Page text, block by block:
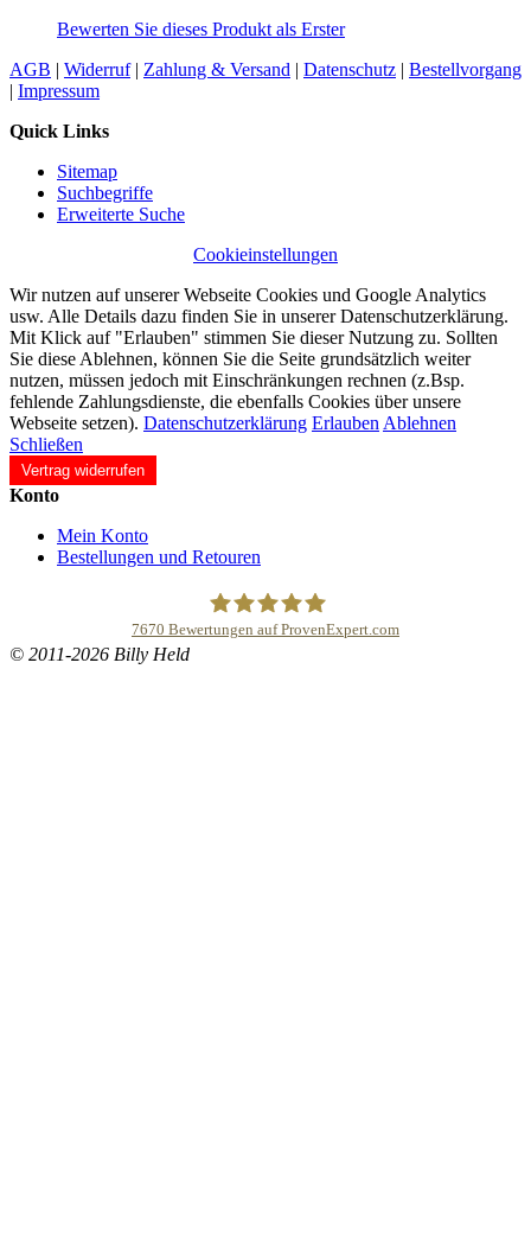
Bewerten Sie dieses Produkt als Erster
AGB | Widerruf| Zahlung & Versand | Datenschutz | Bestellvorgang
| Impressum
Quick Links
Sitemap
Suchbegriffe
Erweiterte Suche
Cookieinstellungen
Wir nutzen auf unserer Webseite Cookies und Google Analytics
usw. Alle Details dazu finden Sie in unserer Datenschutzerklärung.
Mit Klick auf "Erlauben" stimmen Sie dieser Nutzung zu. Sollten
Sie diese Ablehnen, können Sie die Seite grundsätzlich weiter
nutzen, müssen jedoch mit Einschränkungen rechnen (z.Bsp.
fehlende Zahlungsdienste, die ebenfalls Cookies über unsere
Webseite setzen). Datenschutzerklärung Erlauben Ablehnen
Schließen
Vertrag widerrufen
Konto
Mein Konto
Bestellungen und Retouren
7670 Bewertungen auf ProvenExpert.com
© 2011-2026 Billy Held